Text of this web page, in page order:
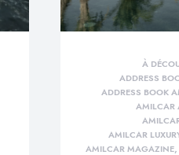
À
ADDRESS
ADDRESS BOOK
AMILCAR
AMILCAR
AMILCAR MAGAZINE